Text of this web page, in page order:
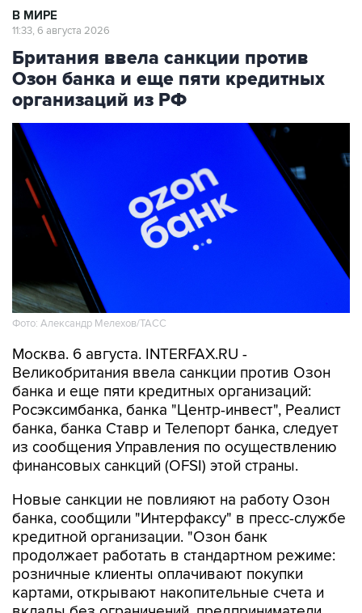
В МИРЕ
11:33, 6 августа 2026
Британия ввела санкции против
Озон банка и еще пяти кредитных
организаций из РФ
Фото: Александр Мелехов/ТАСС
Москва. 6 августа. INTERFAX.RU -
Великобритания ввела санкции против Озон
банка и еще пяти кредитных организаций:
Росэксимбанка, банка "Центр-инвест", Реалист
банка, банка Ставр и Телепорт банка, следует
из сообщения Управления по осуществлению
финансовых санкций (OFSI) этой страны.
Новые санкции не повлияют на работу Озон
банка, сообщили "Интерфаксу" в пресс-службе
кредитной организации. "Озон банк
продолжает работать в стандартном режиме:
розничные клиенты оплачивают покупки
картами, открывают накопительные счета и